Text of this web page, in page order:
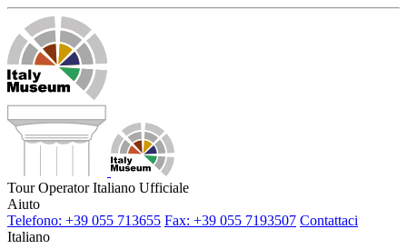
Tour Operator Italiano Ufficiale
Aiuto
Telefono: +39 055 713655 Fax: +39 055 7193507 Contattaci
Italiano